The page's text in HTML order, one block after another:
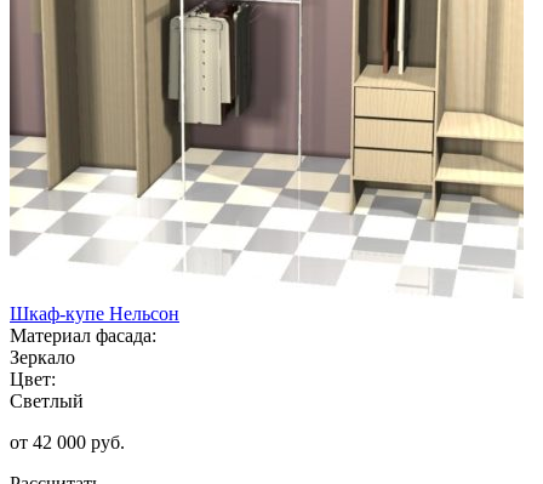
Шкаф-купе Нельсон
Материал фасада:
Зеркало
Цвет:
Светлый
от 42 000 руб.